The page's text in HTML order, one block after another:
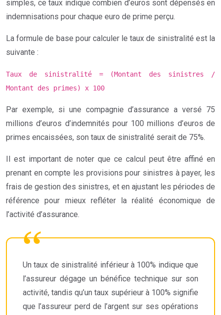
simples, ce taux indique combien d’euros sont dépensés en
indemnisations pour chaque euro de prime perçu.
La formule de base pour calculer le taux de sinistralité est la
suivante :
Taux de sinistralité = (Montant des sinistres /
Montant des primes) x 100
Par exemple, si une compagnie d’assurance a versé 75
millions d’euros d’indemnités pour 100 millions d’euros de
primes encaissées, son taux de sinistralité serait de 75%.
Il est important de noter que ce calcul peut être affiné en
prenant en compte les provisions pour sinistres à payer, les
frais de gestion des sinistres, et en ajustant les périodes de
référence pour mieux refléter la réalité économique de
l’activité d’assurance.
Un taux de sinistralité inférieur à 100% indique que
l’assureur dégage un bénéfice technique sur son
activité, tandis qu’un taux supérieur à 100% signifie
que l’assureur perd de l’argent sur ses opérations